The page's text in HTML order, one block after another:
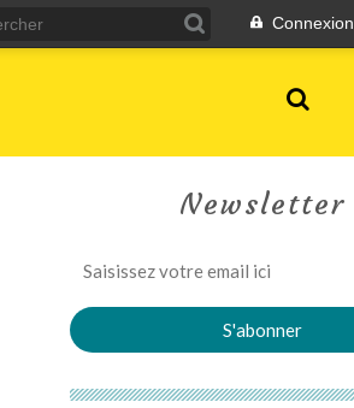
Connexion
Newsletter